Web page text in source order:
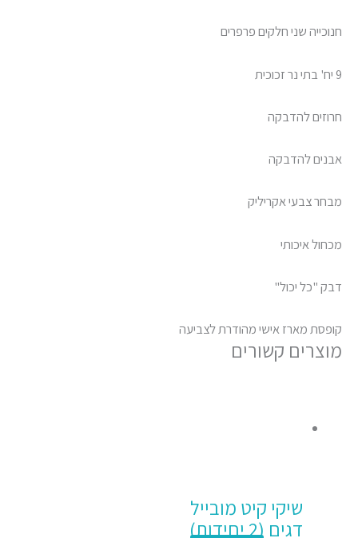
חנוכייה שני חלקים פרפרים
9 יח' בתי נר זכוכית
חרוזים להדבקה
אבנים להדבקה
מבחר צבעי אקריליק
מכחול איכותי
דבק "כל יכול"
קופסת מארז אישי מהודרת לצביעה
מוצרים קשורים
שיקי קיט מובייל
דגים (2 יחידות)